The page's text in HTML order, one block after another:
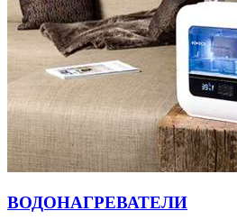
ВОДОНАГРЕВАТЕЛИ